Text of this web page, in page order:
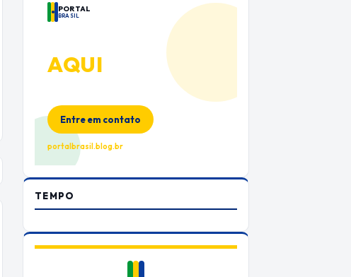
PORTAL
BRASIL
AQUI
Espaço premium para sua marca
Entre em contato
portalbrasil.blog.br
TEMPO